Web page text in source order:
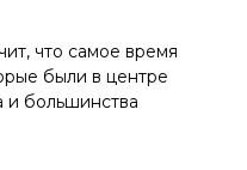
что самое время
были в центре
и большинства